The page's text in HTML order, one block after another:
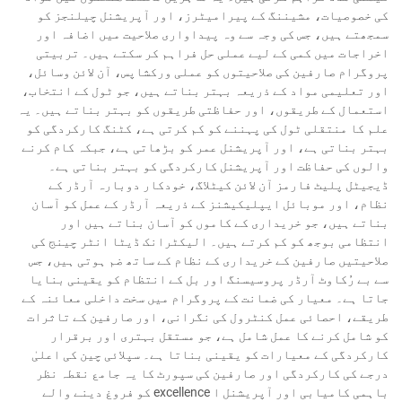
کی خصوصیات، مشیننگ کے پیرامیٹرز، اور آپریشنل چیلنجز کو
سمجھتے ہیں، جس کی وجہ سے وہ پیداواری صلاحیت میں اضافہ اور
اخراجات میں کمی کے لیے عملی حل فراہم کر سکتے ہیں۔ تربیتی
پروگرام صارفین کی صلاحیتوں کو عملی ورکشاپس، آن لائن وسائل،
اور تعلیمی مواد کے ذریعہ بہتر بناتے ہیں، جو ٹول کے انتخاب،
استعمال کے طریقوں، اور حفاظتی طریقوں کو بہتر بناتے ہیں۔ یہ
علم کا منتقلی ٹول کی پہننے کو کم کرتی ہے، کٹنگ کارکردگی کو
بہتر بناتی ہے، اور آپریشنل عمر کو بڑھاتی ہے، جبکہ کام کرنے
والوں کی حفاظت اور آپریشنل کارکردگی کو بہتر بناتی ہے۔
ڈیجیٹل پلیٹ فارمز آن لائن کیٹلاگ، خودکار دوبارہ آرڈر کے
نظام، اور موبائل ایپلیکیشنز کے ذریعہ آرڈر کے عمل کو آسان
بناتے ہیں، جو خریداری کے کاموں کو آسان بناتے ہیں اور
انتظامی بوجھ کو کم کرتے ہیں۔ الیکٹرانک ڈیٹا انٹر چینج کی
صلاحیتیں صارفین کے خریداری کے نظام کے ساتھ ضم ہوتی ہیں، جس
سے بے رُکاوٹ آرڈر پروسیسنگ اور بل کے انتظام کو یقینی بنایا
جاتا ہے۔ معیار کی ضمانت کے پروگرام میں سخت داخلی معائنہ کے
طریقے، احصائی عمل کنٹرول کی نگرانی، اور صارفین کے تاثرات
کو شامل کرنے کا عمل شامل ہے، جو مستقل بہتری اور برقرار
کارکردگی کے معیارات کو یقینی بناتا ہے۔ سپلائی چین کی اعلیٰ
درجے کی کارکردگی اور صارفین کی سپورٹ کا یہ جامع نقطہ نظر
باہمی کامیابی اور آپریشنل ا excellence کو فروغ دینے والے